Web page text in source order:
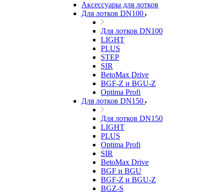
Аксессуары для лотков
Для лотков DN100
Для лотков DN100
LIGHT
PLUS
STEP
SIR
BetoMax Drive
BGF-Z и BGU-Z
Optima Profi
Для лотков DN150
Для лотков DN150
LIGHT
PLUS
Optima Profi
SIR
BetoMax Drive
BGF и BGU
BGF-Z и BGU-Z
BGZ-S